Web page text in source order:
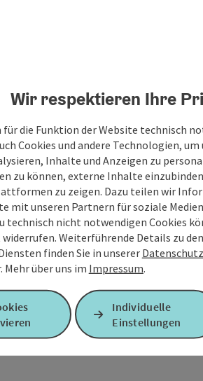
Wir respektieren Ihre
für die Funktion der Website technisch
Cookies und andere Technologien,
Inhalte und Anzeigen zu
zu können, externe Inhalte
zu zeigen. Dazu teilen wir
mit unseren Partnern für soziale
technisch nicht notwendigen Cookies
Weiterführende Details zu
finden Sie in unserer
Mehr über uns im Impressum.
Individuelle
Einstellungen